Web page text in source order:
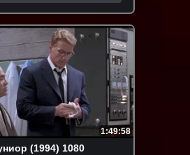
1:49:58
(1994) 1080